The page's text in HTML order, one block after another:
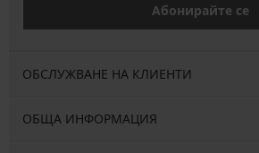
Абонирайте се
ОБСЛУЖВАНЕ НА КЛИЕНТИ
ОБЩА ИНФОРМАЦИЯ